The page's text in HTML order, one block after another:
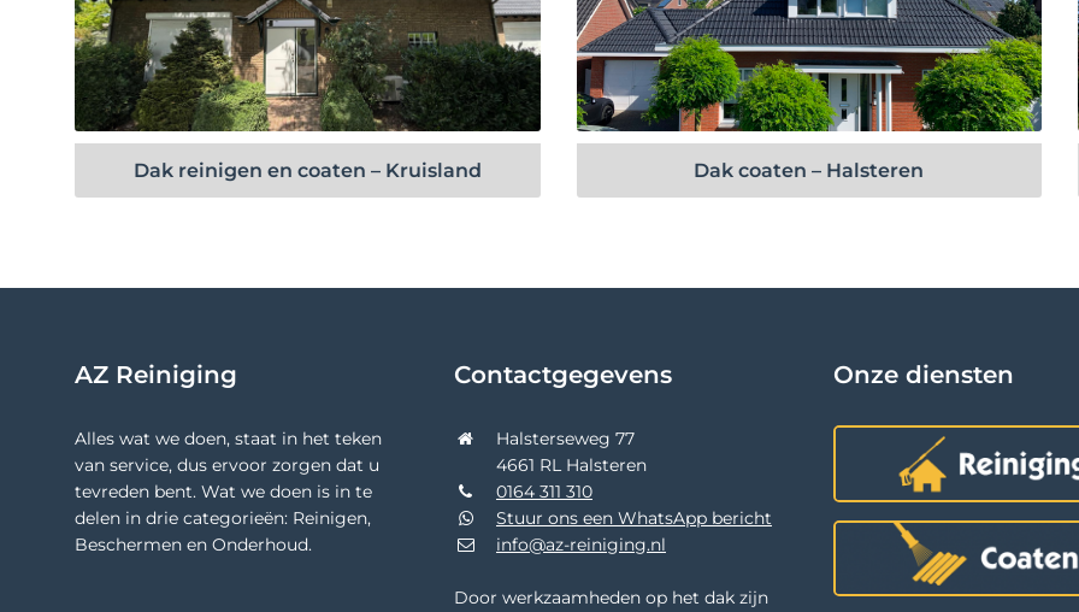
Bekijk project
Dak reinigen en coaten – Kruisland
Bekijk project
Dak coaten – Halsteren
AZ Reiniging
Alles wat we doen, staat in het teken
van service, dus ervoor zorgen dat u
tevreden bent. Wat we doen is in te
delen in drie categorieën: Reinigen,
Beschermen en Onderhoud.
Contactgegevens
Halsterseweg 77
4661 RL Halsteren
0164 311 310
Stuur ons een WhatsApp bericht
info@az-reiniging.nl
Door werkzaamheden op het dak zijn
Onze diensten